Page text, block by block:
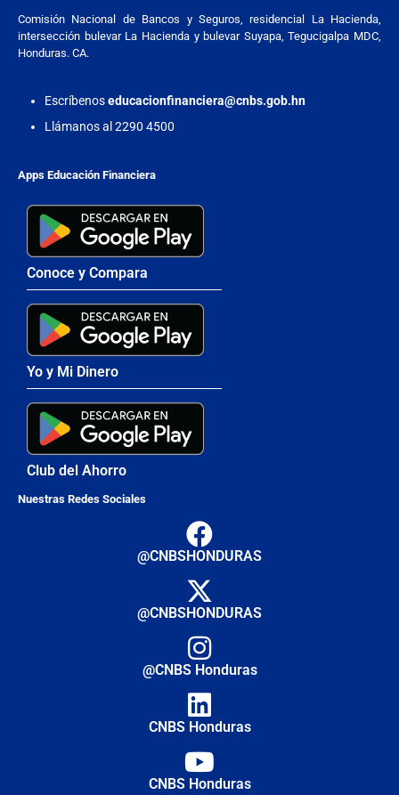
Comisión Nacional de Bancos y Seguros, residencial La Hacienda,
intersección bulevar La Hacienda y bulevar Suyapa, Tegucigalpa MDC,
Honduras. CA.
Escríbenoseducacionfinanciera@cnbs.gob.hn
Llámanos al 2290 4500
Apps Educación Financiera
Conoce y Compara
Yo y Mi Dinero
Club del Ahorro
Nuestras Redes Sociales
@CNBSHONDURAS
@CNBSHONDURAS
@CNBS Honduras
CNBS Honduras
CNBS Honduras